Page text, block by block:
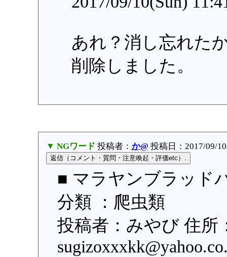
あれ？消し忘れた
削除しました。
▼ NGワード 投稿者： か@ 投稿日：2017/09/
■ マラヤンブラッ
分類 ：爬虫類
投稿者：みやび 住所